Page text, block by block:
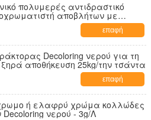
πολυμερές αντιδραστικό
αποβλήτων με
99% και
COD 80% για τα υφαντικά
επαφή
Decoloring νερού για τη
αποθήκευση 25kg/την τσάντα
επαφή
ή ελαφρύ χρώμα κολλώδες
νερού - 3g/Λ